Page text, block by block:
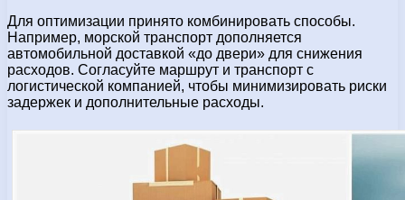
Для оптимизации принято комбинировать способы.
Например, морской транспорт дополняется
автомобильной доставкой «до двери» для снижения
расходов. Согласуйте маршрут и транспорт с
логистической компанией, чтобы минимизировать риски
задержек и дополнительные расходы.